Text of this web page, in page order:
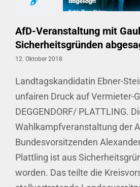
AfD-Veranstaltung mit
Sicherheitsgründen
12. Oktober 2018
Landtagskandidatin Ebner-
unfairen Druck auf Vermieter-
DEGGENDORF/ PLATTLING.
Wahlkampfveranstaltung der
Bundesvorsitzenden
Plattling ist aus
worden. Das teilte die